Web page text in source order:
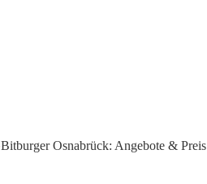
Bitburger Osnabrück: Angebote & Preis